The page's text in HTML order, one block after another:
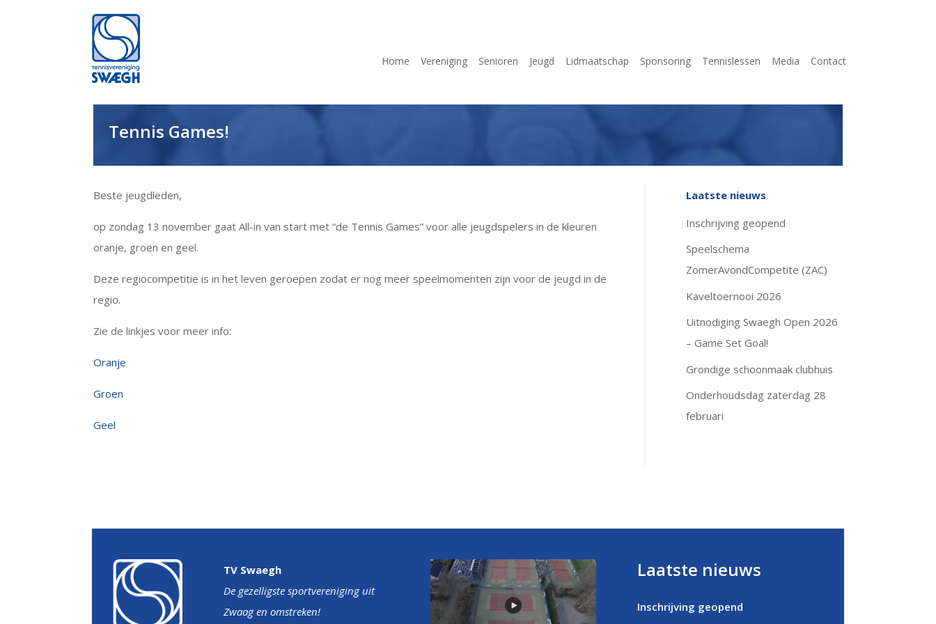
Home Vereniging Senioren Jeugd Lidmaatschap Sponsoring Tennislessen Media Contact
Tennis Games!
Beste jeugdleden,
op zondag 13 november gaat All-in van start met “de Tennis Games” voor alle jeugdspelers in de kleuren
oranje, groen en geel.
Deze regiocompetitie is in het leven geroepen zodat er nog meer speelmomenten zijn voor de jeugd in de
regio.
Zie de linkjes voor meer info:
Oranje
Groen
Geel
Laatste nieuws
Inschrijving geopend
Speelschema
ZomerAvondCompetite (ZAC)
Kaveltoernooi 2026
Uitnodiging Swaegh Open 2026
– Game Set Goal!
Grondige schoonmaak clubhuis
Onderhoudsdag zaterdag 28
februari
TV Swaegh
De gezelligste sportvereniging uit
Zwaag en omstreken!
Laatste nieuws
Inschrijving geopend